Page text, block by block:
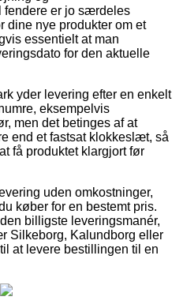
fendere er jo særdeles
dine nye produkter om et
essentielt at man
for den aktuelle
yder levering efter en enkelt
eksempelvis
men det betinges af at
end et fastsat klokkeslæt, så
få produktet klargjort før
uden omkostninger,
køber for en bestemt pris.
billigste leveringsmanér,
Silkeborg, Kalundborg eller
at levere bestillingen til en